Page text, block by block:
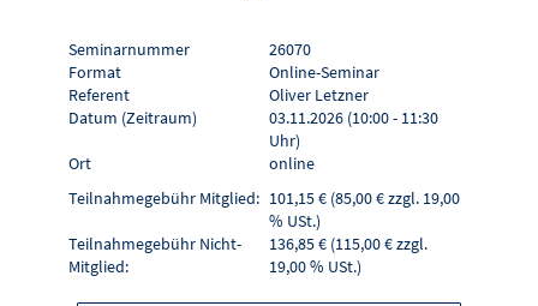
Seminarnummer
26070
Format
Online-Seminar
Referent
Oliver Letzner
Datum (Zeitraum)
03.11.2026 (10:00 - 11:30
Uhr)
Ort
online
Teilnahmegebühr Mitglied: 101,15 € (85,00 € zzgl. 19,00
% USt.)
Teilnahmegebühr Nicht-
Mitglied:
136,85 € (115,00 € zzgl.
19,00 % USt.)